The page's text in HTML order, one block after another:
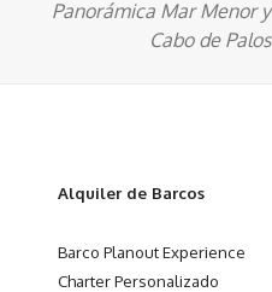
Panorámica Mar Menor y
Cabo de Palos
Alquiler de Barcos
Barco Planout Experience
Charter Personalizado